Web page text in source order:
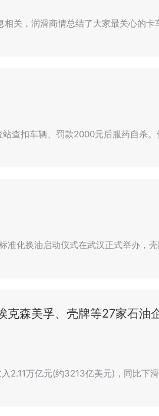
关，润滑商情总结了大家最关心的
查扣车辆、罚款2000元后服药自杀
准化换油启动仪式在武汉正式举办，
克森美孚、壳牌等27家石油
2.11万亿元(约3213亿美元)，同比下